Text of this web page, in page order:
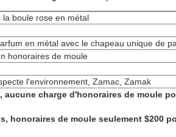
boule rose en métal
en métal avec le chapeau unique de
honoraires de moule
l'environnement, Zamac, Zamak
aucune charge d'honoraires de moule
honoraires de moule seulement $200